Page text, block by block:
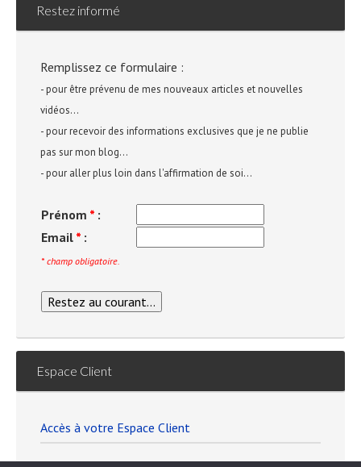
Restez informé
Remplissez ce formulaire :
- pour être prévenu de mes nouveaux articles et nouvelles
vidéos...
- pour recevoir des informations exclusives que je ne publie
pas sur mon blog...
- pour aller plus loin dans l'affirmation de soi...
Prénom * :
Email * :
* champ obligatoire.
Espace Client
Accès à votre Espace Client